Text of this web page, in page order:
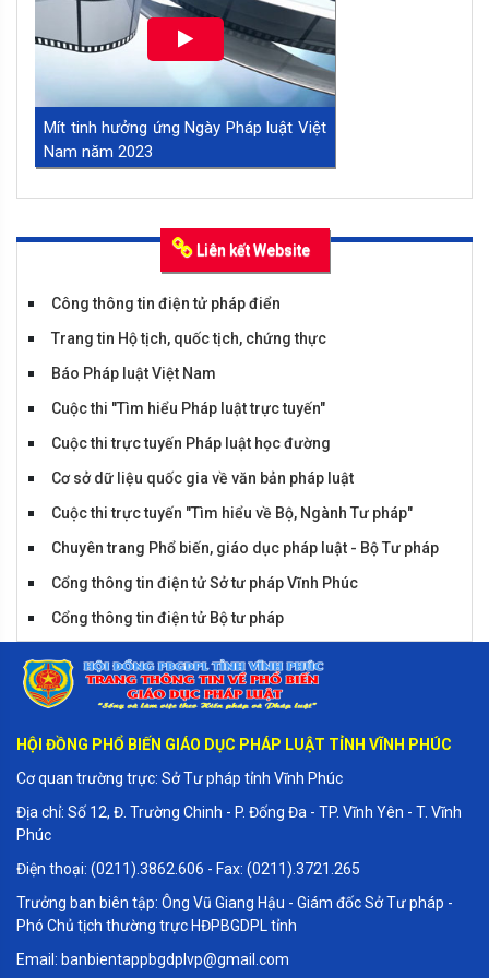
Mít tinh hưởng ứng Ngày Pháp luật Việt
Nam năm 2023
Tiểu phẩm huyện Bình Xuyên
Liên kết Website
Công thông tin điện tử pháp điển
Trang tin Hộ tịch, quốc tịch, chứng thực
Báo Pháp luật Việt Nam
Cuộc thi "Tìm hiểu Pháp luật trực tuyến"
Cuộc thi trực tuyến Pháp luật học đường
Cơ sở dữ liệu quốc gia về văn bản pháp luật
Cuộc thi trực tuyến "Tìm hiểu về Bộ, Ngành Tư pháp"
Chuyên trang Phổ biến, giáo dục pháp luật - Bộ Tư pháp
Cổng thông tin điện tử Sở tư pháp Vĩnh Phúc
Cổng thông tin điện tử Bộ tư pháp
HỘI ĐỒNG PHỔ BIẾN GIÁO DỤC PHÁP LUẬT TỈNH VĨNH PHÚC
Cơ quan trường trực: Sở Tư pháp tỉnh Vĩnh Phúc
Địa chỉ: Số 12, Đ. Trường Chinh - P. Đống Đa - TP. Vĩnh Yên - T. Vĩnh
Phúc
Điện thoại: (0211).3862.606 - Fax: (0211).3721.265
Trưởng ban biên tập: Ông Vũ Giang Hậu - Giám đốc Sở Tư pháp -
Phó Chủ tịch thường trực HĐPBGDPL tỉnh
Email: banbientappbgdplvp@gmail.com